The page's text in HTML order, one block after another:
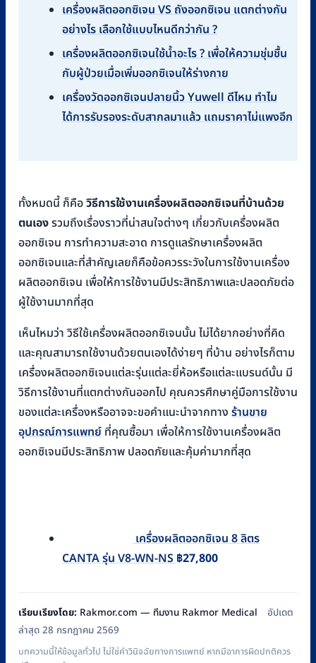
เครื่องผลิตออกซิเจน VS ถังออกซิเจน แตกต่างกัน
อย่างไร เลือกใช้แบบไหนดีกว่ากัน ?
เครื่องผลิตออกซิเจนใช้น้ำอะไร ? เพื่อให้ความชุ่มชื้น
กับผู้ป่วยเมื่อเพิ่มออกซิเจนให้ร่างกาย
เครื่องวัดออกซิเจนปลายนิ้ว Yuwell ดีไหม ทำไม
ได้การรับรองระดับสากลมาแล้ว แถมราคาไม่แพงอีก
ทั้งหมดนี้ ก็คือวิธีการใช้งานเครื่องผลิตออกซิเจนที่บ้านด้วย
ตนเองรวมถึงเรื่องราวที่น่าสนใจต่างๆ เกี่ยวกับเครื่องผลิต
ออกซิเจน การทำความสะอาด การดูแลรักษาเครื่องผลิต
ออกซิเจนและที่สำคัญเลยก็คือข้อควรระวังในการใช้งานเครื่อง
ผลิตออกซิเจน เพื่อให้การใช้งานมีประสิทธิภาพและปลอดภัยต่อ
ผู้ใช้งานมากที่สุด
เห็นไหมว่า วิธีใช้เครื่องผลิตออกซิเจนนั้น ไม่ได้ยากอย่างที่คิด
และคุณสามารถใช้งานด้วยตนเองได้ง่ายๆ ที่บ้าน อย่างไรก็ตาม
เครื่องผลิตออกซิเจนแต่ละรุ่นแต่ละยี่ห้อหรือแต่ละแบรนด์นั้น มี
วิธีการใช้งานที่แตกต่างกันออกไป คุณควรศึกษาคู่มือการใช้งาน
ของแต่ละเครื่องหรืออาจจะขอคำแนะนำจากทาง ร้านขาย
อุปกรณ์การแพทย์ ที่คุณซื้อมา เพื่อให้การใช้งานเครื่องผลิต
ออกซิเจนมีประสิทธิภาพ ปลอดภัยและคุ้มค่ามากที่สุด
เครื่องผลิตออกซิเจน 8 ลิตร
CANTA รุ่น V8-WN-NS ฿27,800
เรียบเรียงโดย: Rakmor.com — ทีมงาน Rakmor Medical
อัปเดต
ล่าสุด 28 กรกฎาคม 2569
บทความนี้ให้ข้อมูลทั่วไป ไม่ใช่คำวินิจฉัยทางการแพทย์ หากมีอาการผิดปกติควร